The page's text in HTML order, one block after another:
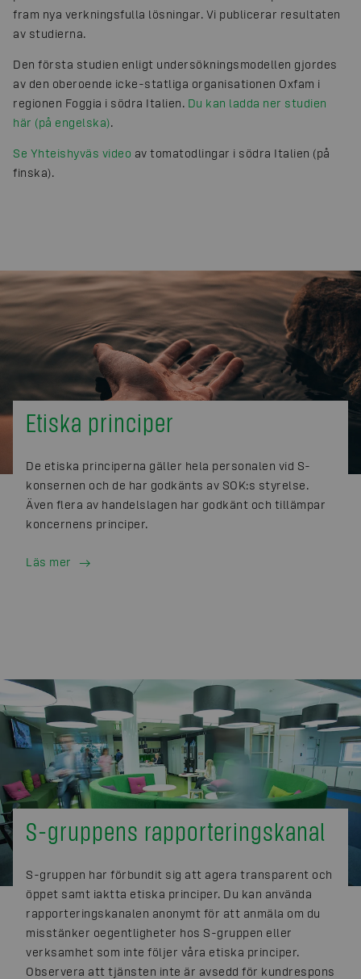
fram nya verkningsfulla lösningar. Vi publicerar resultaten
av studierna.
Den första studien enligt undersökningsmodellen gjordes
av den oberoende icke-statliga organisationen Oxfam i
regionen Foggia i södra Italien. Du kan ladda ner studien
här (på engelska).
Se Yhteishyväs video av tomatodlingar i södra Italien (på
finska).
Etiska principer
De etiska principerna gäller hela personalen vid S-
konsernen och de har godkänts av SOK:s styrelse.
Även flera av handelslagen har godkänt och tillämpar
koncernens principer.
Läs mer
S-gruppens rapporteringskanal
S-gruppen har förbundit sig att agera transparent och
öppet samt iaktta etiska principer. Du kan använda
rapporteringskanalen anonymt för att anmäla om du
misstänker oegentligheter hos S-gruppen eller
verksamhet som inte följer våra etiska principer.
Observera att tjänsten inte är avsedd för kundrespons